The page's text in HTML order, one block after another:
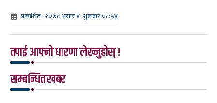
प्रकाशित : २०७८ असार ४, शुक्रबार ०८:५४
तपाई आफ्नो धारणा लेख्नुहोस् !
सम्बन्धित खबर